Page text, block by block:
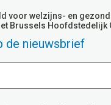
voor welzijns- en
Brussels Hoofdstedelijk
de nieuwsbrief